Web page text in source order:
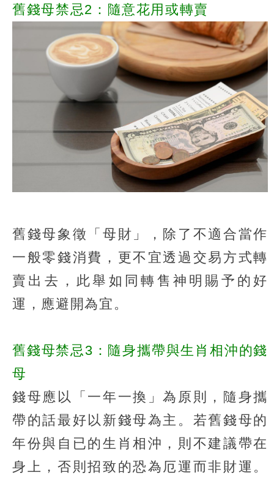
舊錢母禁忌2：隨意花用或轉賣
舊錢母象徵「母財」，除了不適合當作
一般零錢消費，更不宜透過交易方式轉
賣出去，此舉如同轉售神明賜予的好
運，應避開為宜。
舊錢母禁忌3：隨身攜帶與生肖相沖的錢
母
錢母應以「一年一換」為原則，隨身攜
帶的話最好以新錢母為主。若舊錢母的
年份與自已的生肖相沖，則不建議帶在
身上，否則招致的恐為厄運而非財運。